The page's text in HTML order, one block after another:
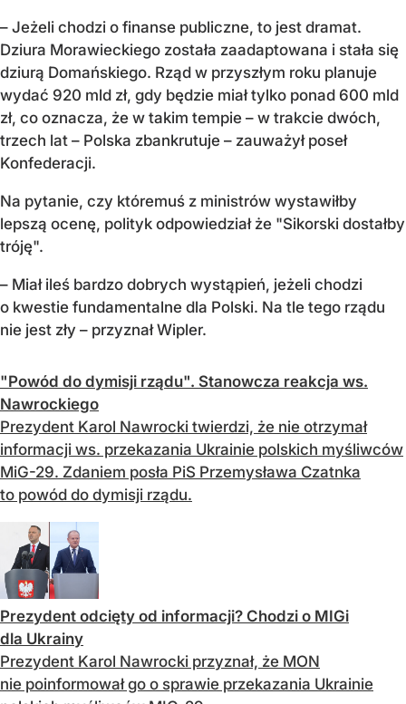
– Jeżeli chodzi o finanse publiczne, to jest dramat.
Dziura Morawieckiego została zaadaptowana i stała się
dziurą Domańskiego. Rząd w przyszłym roku planuje
wydać 920 mld zł, gdy będzie miał tylko ponad 600 mld
zł, co oznacza, że w takim tempie – w trakcie dwóch,
trzech lat – Polska zbankrutuje – zauważył poseł
Konfederacji.
Na pytanie, czy któremuś z ministrów wystawiłby
lepszą ocenę, polityk odpowiedział że "Sikorski dostałby
tróję".
– Miał ileś bardzo dobrych wystąpień, jeżeli chodzi
o kwestie fundamentalne dla Polski. Na tle tego rządu
nie jest zły – przyznał Wipler.
"Powód do dymisji rządu". Stanowcza reakcja ws.
Nawrockiego
Prezydent Karol Nawrocki twierdzi, że nie otrzymał
informacji ws. przekazania Ukrainie polskich myśliwców
MiG-29. Zdaniem posła PiS Przemysława Czatnka
to powód do dymisji rządu.
Prezydent odcięty od informacji? Chodzi o MIGi
dla Ukrainy
Prezydent Karol Nawrocki przyznał, że MON
nie poinformował go o sprawie przekazania Ukrainie